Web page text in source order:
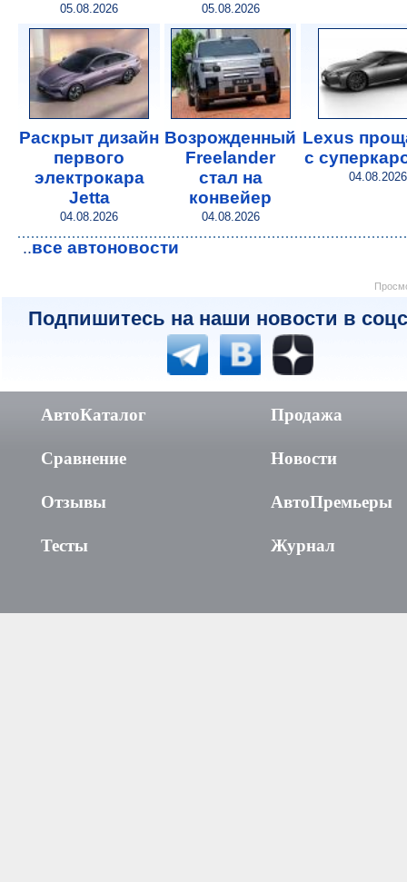
05.08.2026 05.08.2026
Раскрыт дизайн
первого
электрокара
Jetta
04.08.2026
Возрожденный
Freelander
стал на
конвейер
04.08.2026
Lexus
с
04.08.2026
..все автоновости
Подпишитесь на наши новости в
АвтоКаталог
Сравнение
Отзывы
Тесты
Продажа
Новости
АвтоПремьеры
Журнал